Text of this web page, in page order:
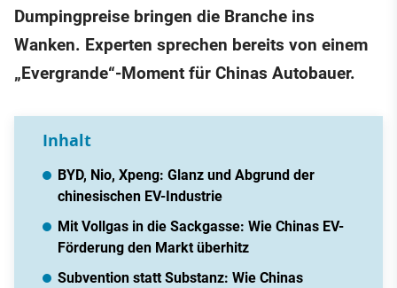
Dumpingpreise bringen die Branche ins
Wanken. Experten sprechen bereits von einem
„Evergrande“-Moment für Chinas Autobauer.
Inhalt
BYD, Nio, Xpeng: Glanz und Abgrund der
chinesischen EV-Industrie
Mit Vollgas in die Sackgasse: Wie Chinas EV-
Förderung den Markt überhitz
Subvention statt Substanz: Wie Chinas